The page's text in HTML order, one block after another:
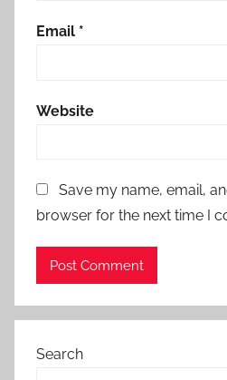
Email *
Website
Save my name, email,
browser for the next time I
Search